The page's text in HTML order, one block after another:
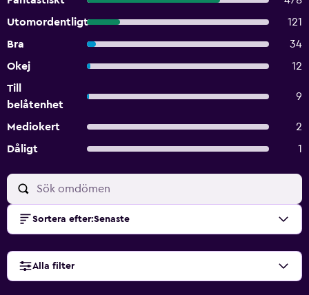
Utomordentligt
121
Bra
34
Okej
12
Till
belåtenhet
9
Mediokert
2
Dåligt
1
Sortera efter:Senaste
Alla filter